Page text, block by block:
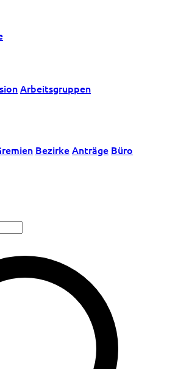
Arbeitsgruppen
BezirkeAnträge Büro